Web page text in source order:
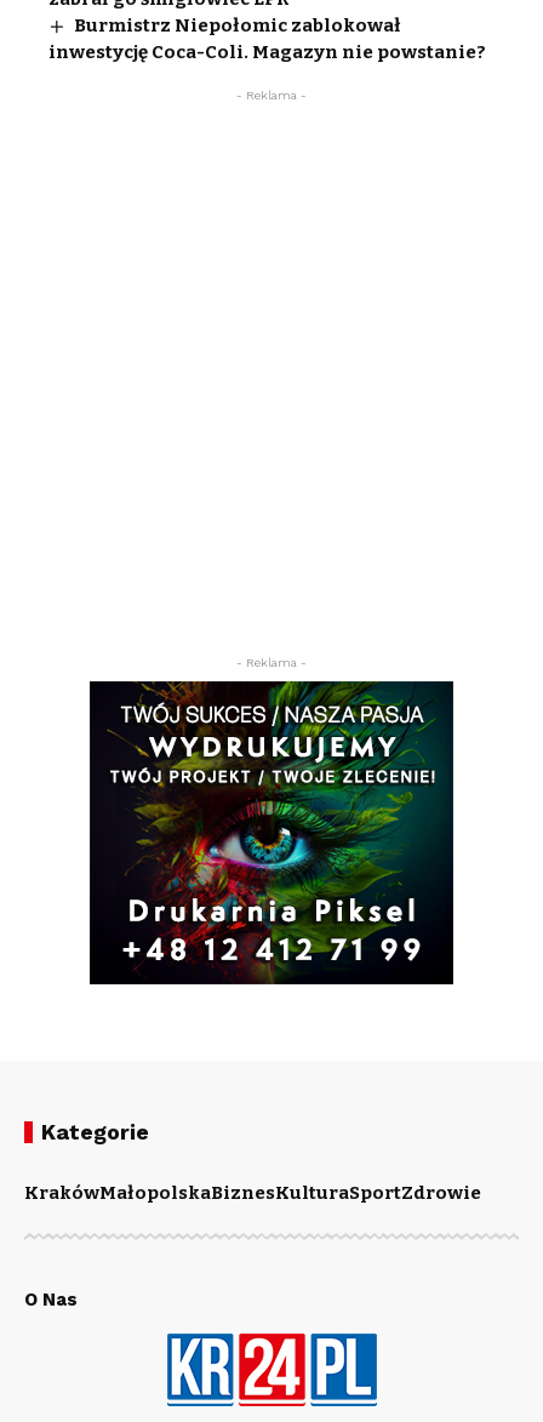
Burmistrz Niepołomic zablokował
inwestycję Coca-Coli. Magazyn nie powstanie?
- Reklama -
- Reklama -
Kategorie
KrakówMałopolskaBiznesKulturaSportZdrowie
O Nas